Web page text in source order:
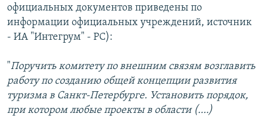
официальных документов приведены по
информации официальных учреждений, источник
- ИА "Интегрум" - РС):
"Поручить комитету по внешним связям возглавить
работу по созданию общей концепции развития
туризма в Санкт-Петербурге. Установить порядок,
при котором любые проекты в области (….)